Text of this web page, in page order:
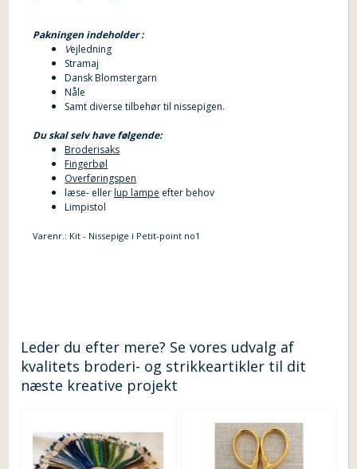
Pakningen indeholder :
Vejledning
Stramaj
Dansk Blomstergarn
Nåle
Samt diverse tilbehør til nissepigen.
Du skal selv have følgende:
Broderisaks
Fingerbøl
Overføringspen
læse- ellerlup lampe efter behov
Limpistol
Varenr.: Kit - Nissepige i Petit-point no1
Leder du efter mere? Se vores udvalg af
kvalitets broderi- og strikkeartikler til dit
næste kreative projekt